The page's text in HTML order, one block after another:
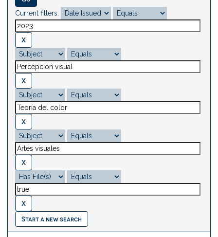
Current filters:
Start a new search